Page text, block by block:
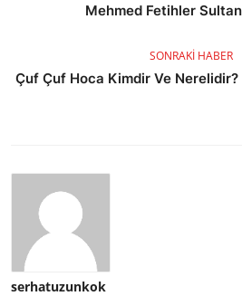
Mehmed Fetihler
SONRAKI HABER
Çuf Çuf Hoca Kimdir Ve
serhatuzunkok